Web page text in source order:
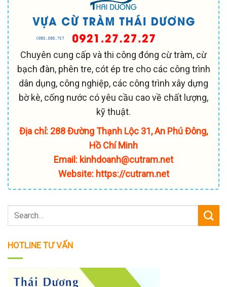
Chuyên cung cấp và thi công đóng cừ tràm, cừ
bạch đàn, phên tre, cót ép tre cho các công trình
dân dụng, công nghiệp, các công trình xây dựng
bờ kè, cống nước có yêu cầu cao về chất lượng,
kỹ thuật.
Địa chỉ: 288 Đường Thạnh Lộc 31, An Phú Đông,
Hồ Chí Minh
Email: kinhdoanh@cutram.net
Website: https://cutram.net
HOTLINE TƯ VẤN